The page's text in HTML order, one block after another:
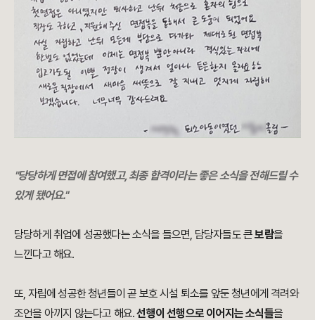
"당당하게 면접에 참여했고, 최종 합격이라는 좋은 소식을 전해드릴 수
있게 됐어요."
당당하게 취업에 성공했다는 소식을 들으면, 담당자들도 큰보람을
느낀다고 해요.
또, 자립에 성공한 청년들이 곧 보호 시설 퇴소를 앞둔 청년에게 격려와
조언을 아끼지 않는다고 해요.선행이 선행으로 이어지는 소식들을